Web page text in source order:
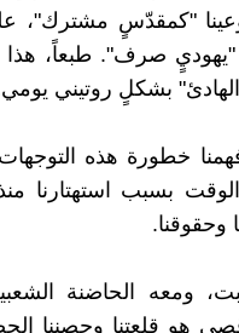
"كمقدّسٍ مشترك"،
"يهوديٍ صرف". طبعاً،
بشكلٍ روتيني
خطورة هذه التوجهات
الوقت بسبب استهتارنا
وحقوقنا.
ومعه الحاضنة
هو قلعتنا وحصننا